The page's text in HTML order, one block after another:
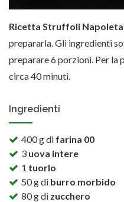
Ricetta Struffoli
prepararla. Gli ingredienti
preparare 6 porzioni. Per la
circa 40 minuti.
Ingredienti
400 g di farina 00
3 uova intere
1 tuorlo
50 g di burro morbido
80 g di zucchero